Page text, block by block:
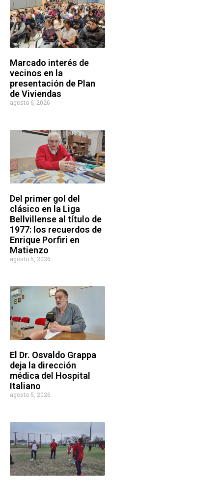
Marcado interés de
vecinos en la
presentación de Plan
de Viviendas
agosto 6, 2026
Del primer gol del
clásico en la Liga
Bellvillense al título de
1977: los recuerdos de
Enrique Porfiri en
Matienzo
agosto 5, 2026
El Dr. Osvaldo Grappa
deja la dirección
médica del Hospital
Italiano
agosto 5, 2026